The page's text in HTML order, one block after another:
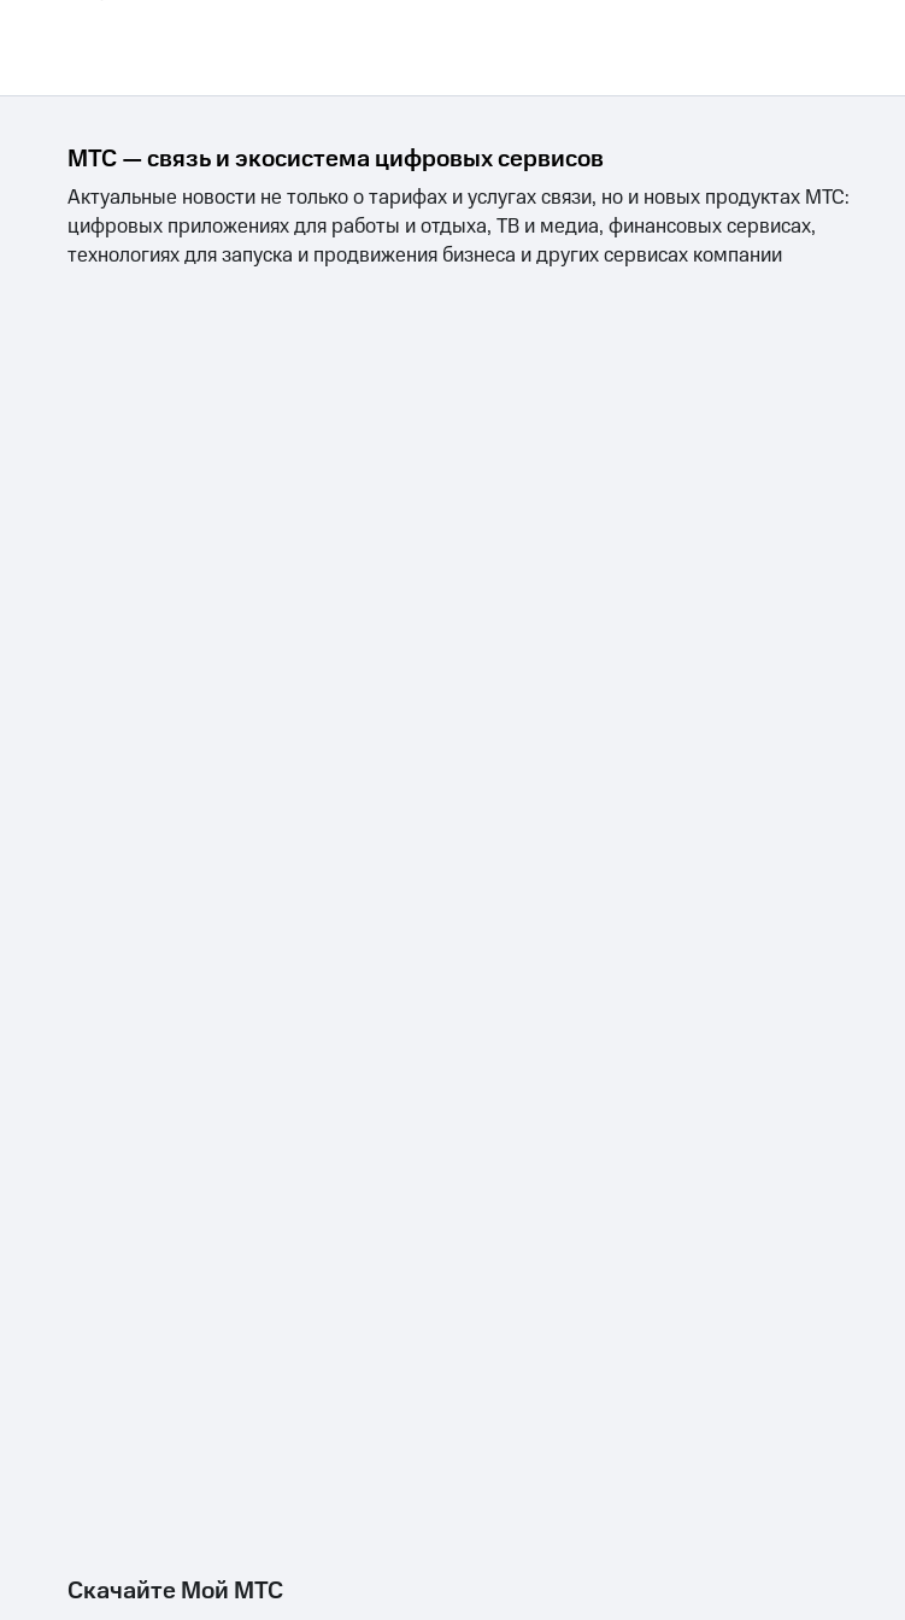
МТС — связь и экосистема цифровых сервисов
Актуальные новости не только о тарифах и услугах связи, но и новых продуктах МТС:
цифровых приложениях для работы и отдыха, ТВ и медиа, финансовых сервисах,
технологиях для запуска и продвижения бизнеса и других сервисах компании
Скачайте Мой МТС